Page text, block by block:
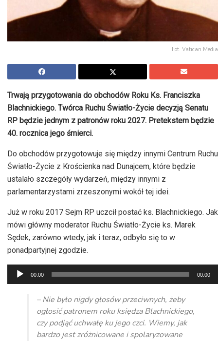
Fot. Vatican Media
Trwają przygotowania do obchodów Roku Ks. Franciszka
Blachnickiego. Twórca Ruchu Światło-Życie decyzją Senatu
RP będzie jednym z patronów roku 2027. Pretekstem będzie
40. rocznica jego śmierci.
Do obchodów przygotowuje się między innymi Centrum Ruchu
Światło-Życie z Krościenka nad Dunajcem, które będzie
ustalało szczegóły wydarzeń, między innymi z
parlamentarzystami zrzeszonymi wokół tej idei.
Już w roku 2017 Sejm RP uczcił postać ks. Blachnickiego. Jak
mówi główny moderator Ruchu Światło-Życie ks. Marek
Sędek, zarówno wtedy, jak i teraz, odbyło się to w
ponadpartyjnej zgodzie.
Odtwarzacz
plików
dźwiękowych
00:00 00:00
– Nie było nigdy głosów przeciwnych, żeby
ogłosić patronem roku księdza Blachnickiego,
czy podjąć uchwałę ku jego czci. Wiemy, jak
bardzo jest zróżnicowane i spolaryzowane